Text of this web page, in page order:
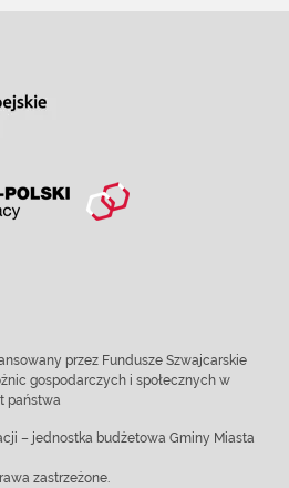
przez Fundusze Szwajcarskie
gospodarczych i społecznych w
państwa
– jednostka budżetowa Gminy Miasta
zastrzeżone.